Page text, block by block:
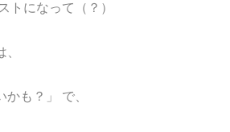
トになって（？）
かも？」 で、